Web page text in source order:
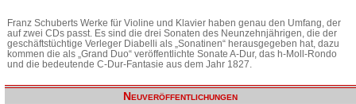
Franz Schuberts Werke für Violine und Klavier haben genau den Umfang, der
auf zwei CDs passt. Es sind die drei Sonaten des Neunzehnjährigen, die der
geschäftstüchtige Verleger Diabelli als „Sonatinen“ herausgegeben hat, dazu
kommen die als „Grand Duo“ veröffentlichte Sonate A-Dur, das h-Moll-Rondo
und die bedeutende C-Dur-Fantasie aus dem Jahr 1827.
Neuveröffentlichungen